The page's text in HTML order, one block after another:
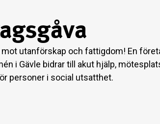
utanförskap och fattigdom! En
i Gävle bidrar till akut hjälp,
personer i social utsatthet.